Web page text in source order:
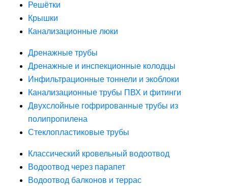
Решётки
Крышки
Канализационные люки
Дренажные трубы
Дренажные и инспекционные колодцы
Инфильтрационные тоннели и экоблоки
Канализационные трубы ПВХ и фитинги
Двухслойные гофрированные трубы из
полипропилена
Стеклопластиковые трубы
Классический кровельный водоотвод
Водоотвод через парапет
Водоотвод балконов и террас